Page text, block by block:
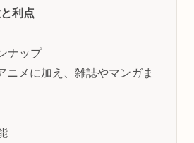
利点
ナップ
ニメに加え、雑誌やマンガま